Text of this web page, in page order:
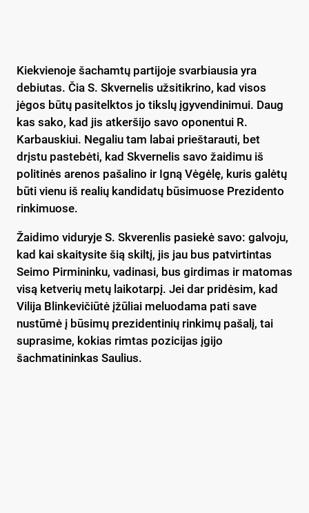
Kiekvienoje šachamtų partijoje svarbiausia yra
debiutas. Čia S. Skvernelis užsitikrino, kad visos
jėgos būtų pasitelktos jo tikslų įgyvendinimui. Daug
kas sako, kad jis atkeršijo savo oponentui R.
Karbauskiui. Negaliu tam labai prieštarauti, bet
drįstu pastebėti, kad Skvernelis savo žaidimu iš
politinės arenos pašalino ir Igną Vėgėlę, kuris galėtų
būti vienu iš realių kandidatų būsimuose Prezidento
rinkimuose.
Žaidimo viduryje S. Skverenlis pasiekė savo: galvoju,
kad kai skaitysite šią skiltį, jis jau bus patvirtintas
Seimo Pirmininku, vadinasi, bus girdimas ir matomas
visą ketverių metų laikotarpį. Jei dar pridėsim, kad
Vilija Blinkevičiūtė įžūliai meluodama pati save
nustūmė į būsimų prezidentinių rinkimų pašalį, tai
suprasime, kokias rimtas pozicijas įgijo
šachmatininkas Saulius.